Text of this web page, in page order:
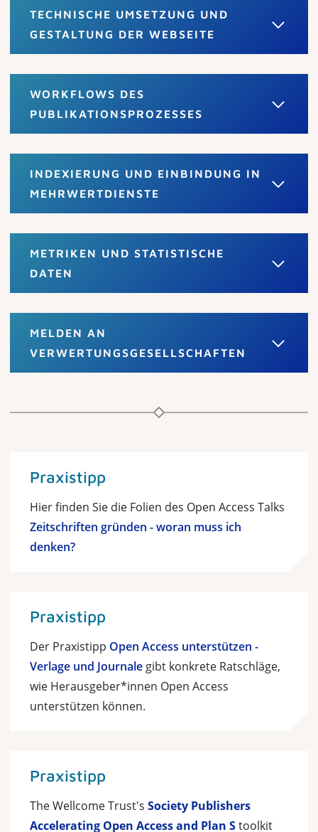
TECHNISCHE UMSETZUNG UND
GESTALTUNG DER WEBSEITE
WORKFLOWS DES
PUBLIKATIONSPROZESSES
INDEXIERUNG UND EINBINDUNG IN
MEHRWERTDIENSTE
METRIKEN UND STATISTISCHE
DATEN
MELDEN AN
VERWERTUNGSGESELLSCHAFTEN
Praxistipp
Hier finden Sie die Folien des Open Access Talks
Zeitschriften gründen - woran muss ich
denken?
Praxistipp
Der Praxistipp Open Access unterstützen -
Verlage und Journale gibt konkrete Ratschläge,
wie Herausgeber*innen Open Access
unterstützen können.
Praxistipp
The Wellcome Trust's Society Publishers
Accelerating Open Access and Plan Stoolkit